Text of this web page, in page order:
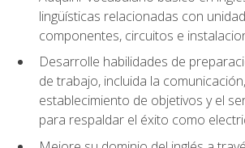
lingüísticas relacionadas con
componentes, circuitos e
Desarrolle habilidades de
de trabajo, incluida la
establecimiento de objetivos y el
para respaldar el éxito como